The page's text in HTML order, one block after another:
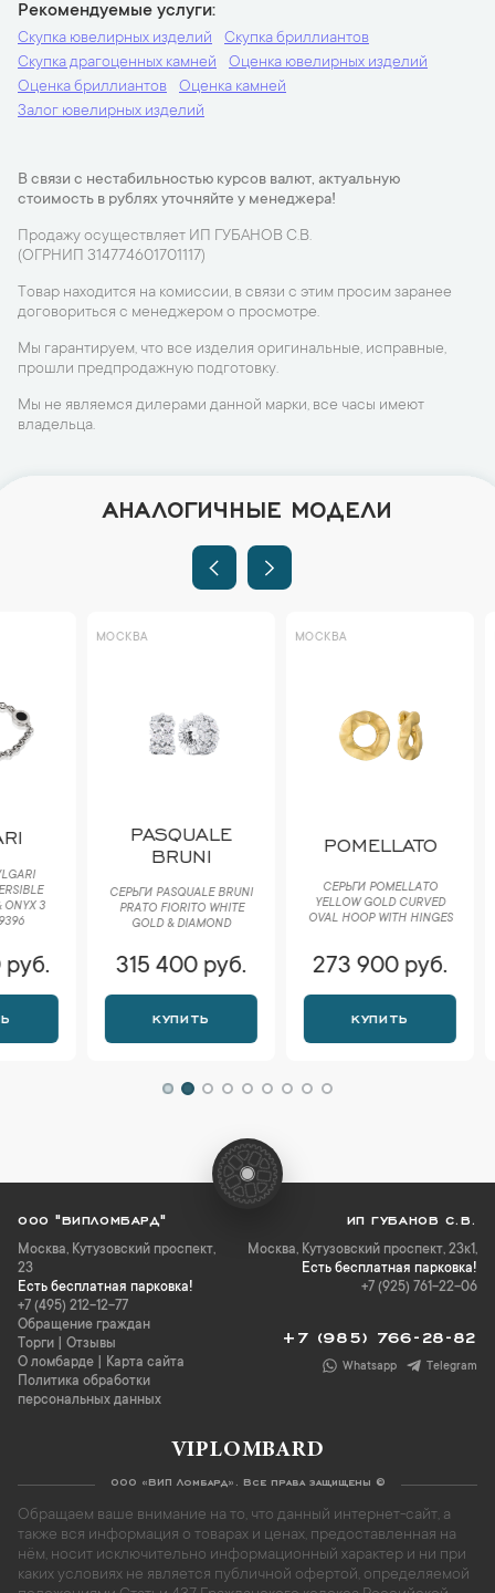
Рекомендуемые услуги
Скупка ювелирных изделий
Скупка бриллиантов
Скупка драгоценных камней
Оценка ювелирных изделий
Оценка бриллиантов
Оценка камней
Залог ювелирных изделий
В связи с нестабильностью курсов валют, актуальную
стоимость в рублях уточняйте у менеджера!
Продажу осуществляет ИП ГУБАНОВ С.В.
(ОГРНИП 314774601701117)
Товар находится на комиссии, в связи с этим просим заранее
договориться с менеджером о просмотре.
Мы гарантируем, что все изделия оригинальные, исправные,
прошли предпродажную подготовку.
Мы не являемся дилерами данной марки, все часы имеют
владельца.
АНАЛОГИЧНЫЕ МОДЕЛИ
PASQUALE
СЕРЬГИ PASQUALE BRUNI
РRАTО FIORITO WHITE
GOLD & DIAMOND
315 400 руб.
POMELLATO
СЕРЬГИ POMELLATO
YELLOW GOLD CURVED
OVAL HOOP WITH HINGES
273 900 руб.
СЕРЬГИ
WHITE
302
ООО "ВИПЛОМБАРД"
Москва, Кутузовский проспект,
23
Есть бесплатная парковка!
+7 (495) 212-12-77
Обращение граждан
Торги
Отзывы
О ломбарде
Карта сайта
Политика обработки
персональных данных
ИП ГУБАНОВ С.В.
Москва, Кутузовский проспект, 23к1,
Есть бесплатная парковка!
+7 (925) 761-22-06
+7 (985) 766-28-82
Whatsapp Telegram
VIPLOMBARD
ООО «ВИП Ломбард». Все права защищены ©
Обращаем ваше внимание на то, что данный интернет-сайт, а
также вся информация о товарах и ценах, предоставленная на
нём, носит исключительно информационный характер и ни при
каких условиях не является публичной офертой, определяемой